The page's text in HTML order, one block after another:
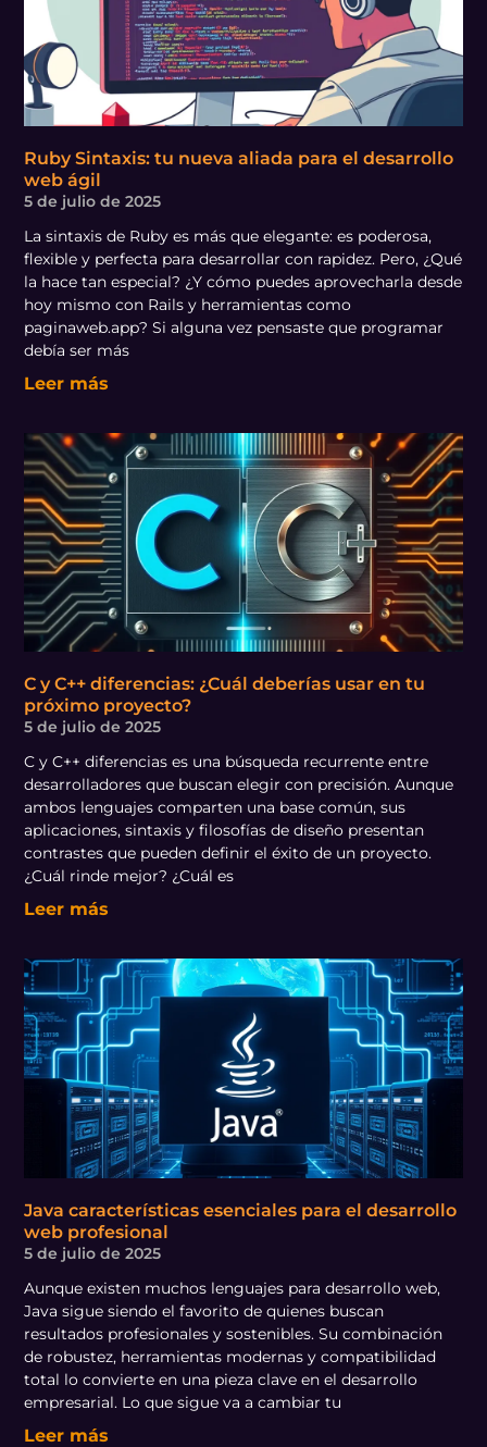
Ruby Sintaxis: tu nueva aliada para el desarrollo
web ágil
5 de julio de 2025
La sintaxis de Ruby es más que elegante: es poderosa,
flexible y perfecta para desarrollar con rapidez. Pero, ¿Qué
la hace tan especial? ¿Y cómo puedes aprovecharla desde
hoy mismo con Rails y herramientas como
paginaweb.app? Si alguna vez pensaste que programar
debía ser más
Leer más
C y C++ diferencias: ¿Cuál deberías usar en tu
próximo proyecto?
5 de julio de 2025
C y C++ diferencias es una búsqueda recurrente entre
desarrolladores que buscan elegir con precisión. Aunque
ambos lenguajes comparten una base común, sus
aplicaciones, sintaxis y filosofías de diseño presentan
contrastes que pueden definir el éxito de un proyecto.
¿Cuál rinde mejor? ¿Cuál es
Leer más
Java características esenciales para el desarrollo
web profesional
5 de julio de 2025
Aunque existen muchos lenguajes para desarrollo web,
Java sigue siendo el favorito de quienes buscan
resultados profesionales y sostenibles. Su combinación
de robustez, herramientas modernas y compatibilidad
total lo convierte en una pieza clave en el desarrollo
empresarial. Lo que sigue va a cambiar tu
Leer más